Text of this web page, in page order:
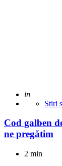
Adaugat
in
Stiri
Cod galben
ne pregătim
2 min